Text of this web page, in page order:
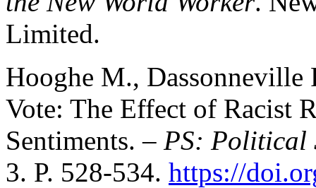
Limited.
Hooghe M.,
Vote: The Effect of Racist
Sentiments. – PS: Political
3. P. 528-534. https://